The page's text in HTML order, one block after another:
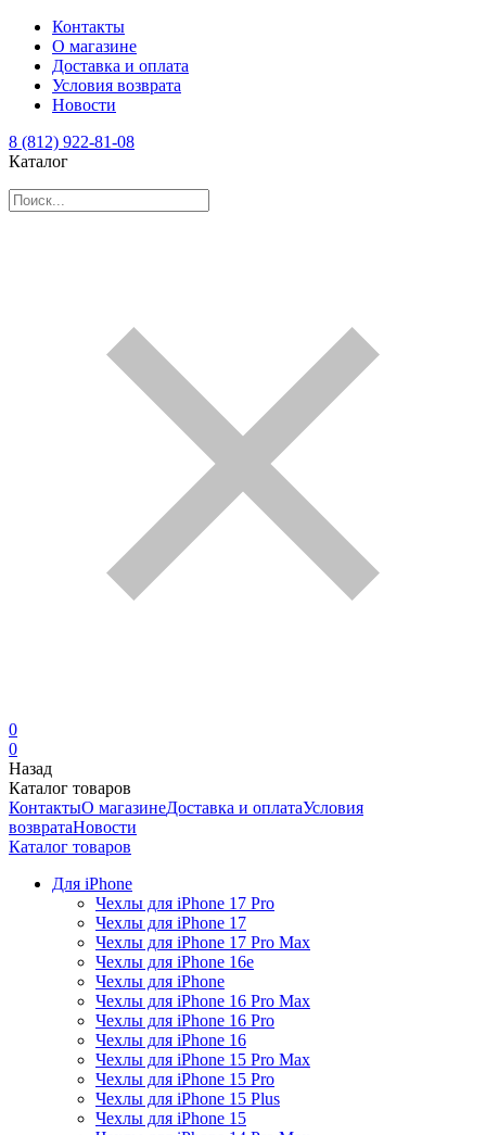
Контакты
О магазине
Доставка и оплата
Условия возврата
Новости
8 (812) 922-81-08
Каталог
0
0
Назад
Каталог товаров
КонтактыО магазинеДоставка и оплатаУсловия
возвратаНовости
Каталог товаров
Для iPhone
Чехлы для iPhone 17 Pro
Чехлы для iPhone 17
Чехлы для iPhone 17 Pro Max
Чехлы для iPhone 16e
Чехлы для iPhone
Чехлы для iPhone 16 Pro Max
Чехлы для iPhone 16 Pro
Чехлы для iPhone 16
Чехлы для iPhone 15 Pro Max
Чехлы для iPhone 15 Pro
Чехлы для iPhone 15 Plus
Чехлы для iPhone 15